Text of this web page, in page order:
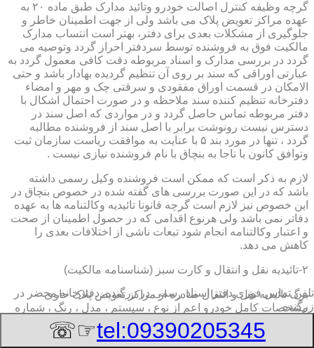
گرچه وظیفه کنترل اصالت خودرو وتائید مدارک طبق ماده ۲۰ به
عهده مراکز تعویض پلاک می باشد ولی از جهت اطمینان خاطر و
جلوگیری از مشکلات بعدی برای دفتر، بهتر است انتساب مدارک
مالکیت فوق به فروشنده توسط سردفتر احراز گردد وتوصیه می
گردد در بررسی مدارک و اسناد مربوطه دقت کافی معمول گردد به
عبارتی اوراقی که سند بر روی آن تنظیم گردیده بهادار باشد و حتی
الامکان در قسمت اوراق مفقودی و سرقتی چک و مهر و امضاء
دفترخانه تنظیم کننده سند ملاحظه و در صورت احتمال اشکال با
دفتر مربوطه تماس حاصل گردد و در مواردی که اصل سند در
دسترس نیست رونوشت برابر با اصل سند از فروشنده مطالبه
گردد ، تنها در مورد بند ۵ با عنایت به موافقت ریاست سازمان ثبت
وتوافق کانون با ناجا به بنچاق با نام فروشنده نیازی نیست .
لازم به ذکر است که ممکن است فروشنده وکیل رسمی داشته
باشد که در این صورت بررسی های گفته شده در خصوص بنچاق در
این خصوص نیز لازم است گرچه قانونا تائیدیه وکالتنامه ها به عهده
دفاتر نمی باشد ولی هرنوع اقدامی که در حصول اطمینان از صحت
و اعتبار وکالتنامه انجام شود تبعات ناشی از اختلافات بعدی را
کاهش می دهد.
۲-تائیدیه نقل و انتقال و کارت سبز (شناسنامه مالکیت)
برگ تائیدیه نقل و انتقال صادره از مراکز تعویض پلاک حاوی
مشخصات کامل خودرو اعم از نوع ، سیستم ، مدل ، رنگ ، شماره
صدر صفحه و مشخصات فروشنده و خریدار اعم از مشخصات
تلفن تماس فوریدفتر اسناد رسمی در زرگنده, دفترخانه,محضر در
زرگنده
tel:09390205345
☞☏